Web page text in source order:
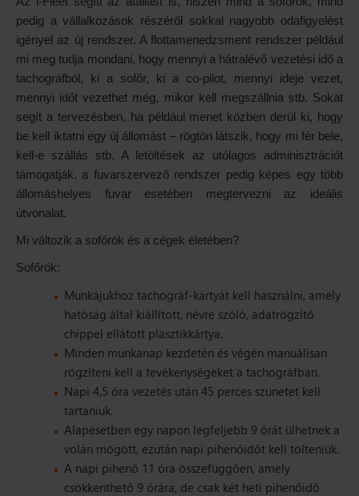
pedig a vállalkozások részéről sokkal nagyobb odafigyelést
igényel az új rendszer. A flottamenedzsment rendszer például
mi meg tudja mondani, hogy mennyi a hátralévő vezetési idő a
tachográfból, ki a sofőr, ki a co-pilot, mennyi ideje vezet,
mennyi időt vezethet még, mikor kell megszállnia stb. Sokat
segít a tervezésben, ha például menet közben derül ki, hogy
be kell iktatni egy új állomást – rögtön látszik, hogy mi fér bele,
kell-e szállás stb. A letöltések az utólagos adminisztrációt
támogatják, a fuvarszervező rendszer pedig képes egy több
állomáshelyes fuvar esetében megtervezni az ideális
útvonalat.
Mi változik a sofőrök és a cégek életében?
Sofőrök:
Munkájukhoz tachográf-kártyát kell használni, amely
hatóság által kiállított, névre szóló, adatrögzítő
chippel ellátott plasztikkártya.
Minden munkanap kezdetén és végén manuálisan
rögzíteni kell a tevékenységeket a tachográfban.
Napi 4,5 óra vezetés után 45 perces szünetet kell
tartaniuk.
Alapesetben egy napon legfeljebb 9 órát ülhetnek a
volán mögött, ezután napi pihenőidőt kell tölteniük.
A napi pihenő 11 óra összefüggően, amely
csökkenthető 9 órára, de csak két heti pihenőidő